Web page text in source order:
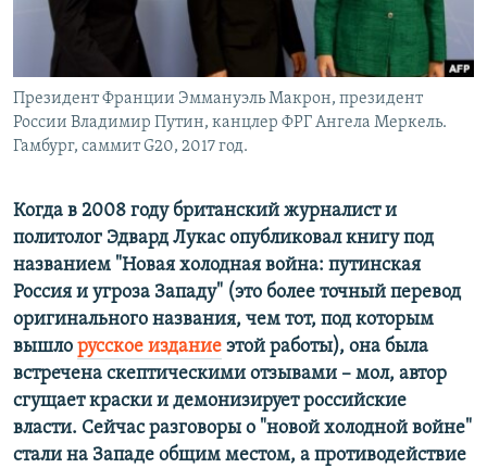
ПОБЕДИТЕЛЕЙ НЕ СУДЯТ?
КРЫМ.НЕПОКОРЕННЫЙ
ELIFBE
УКРАИНСКАЯ ПРОБЛЕМА КРЫМА
ПРИСОЕДИНЯЙТЕСЬ!
Президент Франции Эммануэль Макрон, президент
России Владимир Путин, канцлер ФРГ Ангела Меркель.
Гамбург, саммит G20, 2017 год.
Когда в 2008 году британский журналист и
политолог Эдвард Лукасопубликовал книгу под
названием "Новая холодная война: путинская
Россия и угроза Западу" (это более точный перевод
оригинального названия, чем тот, под которым
вышло русское издание этой работы), она была
встречена скептическими отзывами – мол, автор
сгущает краски и демонизирует российские
власти. Сейчас разговоры о "новой холодной войне"
стали на Западе общим местом, а противодействие